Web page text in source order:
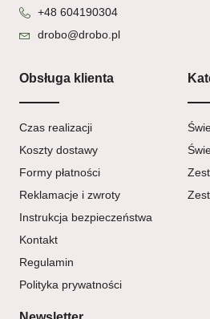
+48 604190304
drobo@drobo.pl
Obsługa klienta
Czas realizacji
Koszty dostawy
Formy płatności
Reklamacje i zwroty
Instrukcja bezpieczeństwa
Kontakt
Regulamin
Polityka prywatności